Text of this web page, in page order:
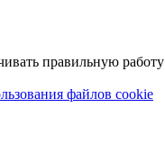
правильную работу
файлов cookie